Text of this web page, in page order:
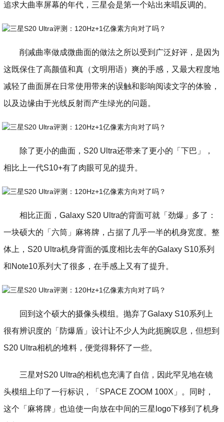
追求大曲率屏幕的年代，三星会是第一个站出来唱反调的。
削减曲率做成微曲面的做法之所以受到广泛好评，是因为
这既保住了高颜值和真（文明用语）爽的手感，又最大程度地
减轻了曲面屏在日常使用带来的误触和影响阅读文字的体验，
以及边缘由于光线反射而产生绿光的问题。
除了更小的曲面，S20 Ultra还带来了更小的「下巴」，
相比上一代S10+有了肉眼可见的提升。
相比正面，Galaxy S20 Ultra的背面可就「劲爆」多了：
一块硕大的「六筒」麻将牌，占据了几乎一半的机身宽度。整
体上，S20 Ultra机身背面的弧度相比去年的Galaxy S10系列
和Note10系列大了很多，在手感上又有了提升。
回到这个硕大的摄像头模组。抛弃了Galaxy S10系列上
很有辨识度的「防爆盾」设计让不少人为此扼腕叹息，但想到
S20 Ultra相机的堆料，便觉得释怀了一些。
三星对S20 Ultra的相机也充满了自信，因此罕见地在镜
头模组上印了一行标识，「SPACE ZOOM 100X」。同时，
这个「麻将牌」也迫使一向放在中间的三星logo下移到了机身